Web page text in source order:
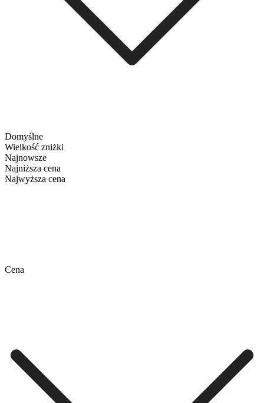
Domyślne
Wielkość zniżki
Najnowsze
Najniższa cena
Najwyższa cena
Cena